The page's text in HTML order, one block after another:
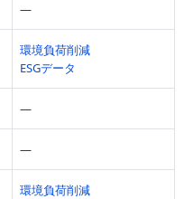
―
環境負荷削減
ESGデータ
―
―
環境負荷削減